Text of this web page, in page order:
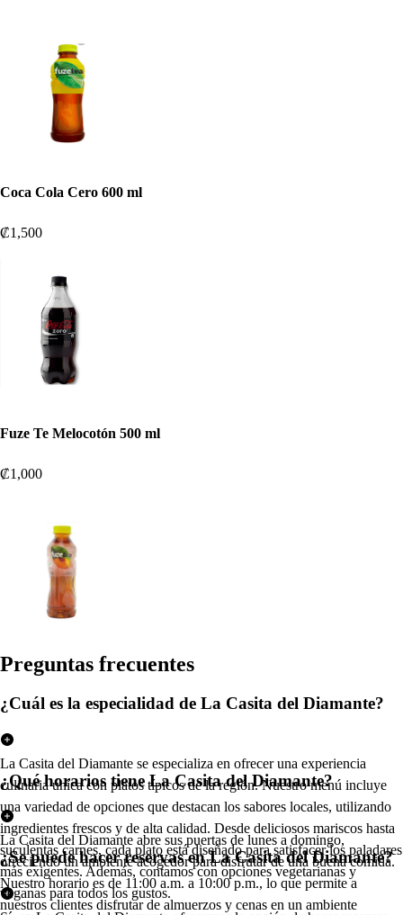
Coca Cola Cero 600 ml
₡1,500
Fuze Te Melocotón 500 ml
₡1,000
Preguntas frecuentes
¿Cuál es la especialidad de La Casita del Diamante?
La Casita del Diamante se especializa en ofrecer una experiencia
culinaria única con platos típicos de la región. Nuestro menú incluye
una variedad de opciones que destacan los sabores locales, utilizando
ingredientes frescos y de alta calidad. Desde deliciosos mariscos hasta
suculentas carnes, cada plato está diseñado para satisfacer los paladares
más exigentes. Además, contamos con opciones vegetarianas y
veganas para todos los gustos.
¿Qué horarios tiene La Casita del Diamante?
La Casita del Diamante abre sus puertas de lunes a domingo,
ofreciendo un ambiente acogedor para disfrutar de una buena comida.
Nuestro horario es de 11:00 a.m. a 10:00 p.m., lo que permite a
nuestros clientes disfrutar de almuerzos y cenas en un ambiente
¿Se puede hacer reservas en La Casita del Diamante?